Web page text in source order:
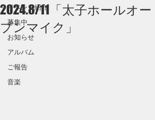
イベント紹介
募集中
お知らせ
アルバム
ご報告
音楽
2024.8/11「太子ホールオー
プンマイク」